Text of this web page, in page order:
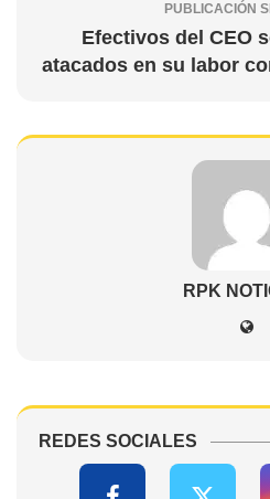
PUBLICACIÓN
Efectivos del CEO
atacados en su labor
RPK
REDES SOCIALES